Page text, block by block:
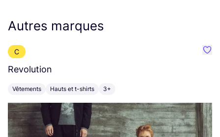
Autres marques
C
Revolution
Vêtements Hauts et t-shirts 3+